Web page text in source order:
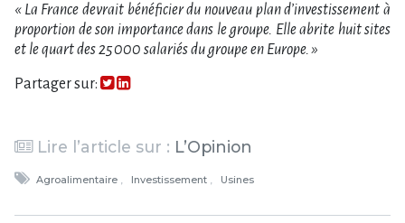
« La France devrait bénéficier du nouveau plan d’investissement à
proportion de son importance dans le groupe. Elle abrite huit sites
et le quart des 25 000 salariés du groupe en Europe. »
Partager sur:
Lire l’article sur : L’Opinion
Agroalimentaire Investissement Usines